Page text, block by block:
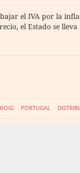
el IVA por la
el Estado se
PORTUGAL